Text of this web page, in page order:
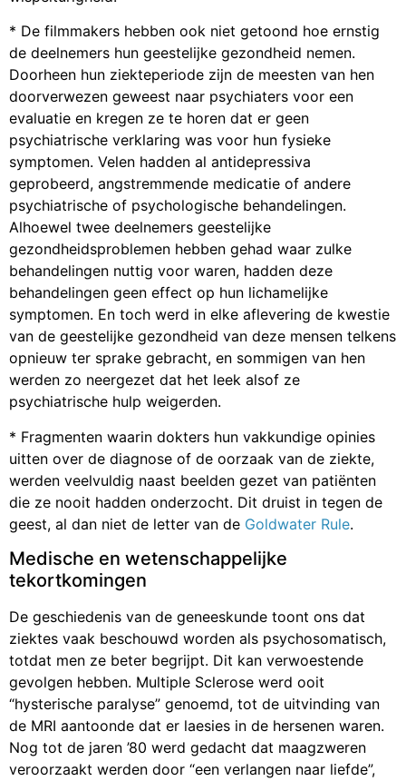
* De filmmakers hebben ook niet getoond hoe ernstig
de deelnemers hun geestelijke gezondheid nemen.
Doorheen hun ziekteperiode zijn de meesten van hen
doorverwezen geweest naar psychiaters voor een
evaluatie en kregen ze te horen dat er geen
psychiatrische verklaring was voor hun fysieke
symptomen. Velen hadden al antidepressiva
geprobeerd, angstremmende medicatie of andere
psychiatrische of psychologische behandelingen.
Alhoewel twee deelnemers geestelijke
gezondheidsproblemen hebben gehad waar zulke
behandelingen nuttig voor waren, hadden deze
behandelingen geen effect op hun lichamelijke
symptomen. En toch werd in elke aflevering de kwestie
van de geestelijke gezondheid van deze mensen telkens
opnieuw ter sprake gebracht, en sommigen van hen
werden zo neergezet dat het leek alsof ze
psychiatrische hulp weigerden.
* Fragmenten waarin dokters hun vakkundige opinies
uitten over de diagnose of de oorzaak van de ziekte,
werden veelvuldig naast beelden gezet van patiënten
die ze nooit hadden onderzocht. Dit druist in tegen de
geest, al dan niet de letter van de Goldwater Rule.
Medische en wetenschappelijke
tekortkomingen
De geschiedenis van de geneeskunde toont ons dat
ziektes vaak beschouwd worden als psychosomatisch,
totdat men ze beter begrijpt. Dit kan verwoestende
gevolgen hebben. Multiple Sclerose werd ooit
“hysterische paralyse” genoemd, tot de uitvinding van
de MRI aantoonde dat er laesies in de hersenen waren.
Nog tot de jaren ’80 werd gedacht dat maagzweren
veroorzaakt werden door “een verlangen naar liefde”,